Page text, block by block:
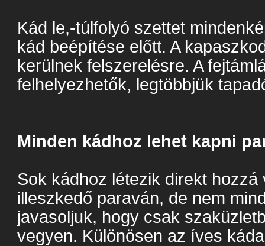
Kád le,-túlfolyó szettet
kád beépítése előtt. A
kerülnek felszerelésre. A
felhelyezhetők, legtöbbjük
Minden kádhoz lehet kapni
Sok kádhoz létezik direkt
illeszkedő paraván, de nem
javasoljuk, hogy csak
vegyen. Különösen az íves